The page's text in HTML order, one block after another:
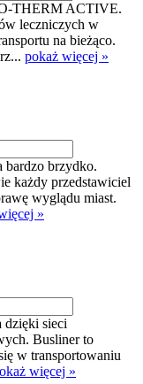
THERM ACTIVE.
leczniczych w
na bieżąco.
pokaż więcej »
bardzo brzydko.
każdy przedstawiciel
wyglądu miast.
»
dzięki sieci
Busliner to
w transportowaniu
więcej »